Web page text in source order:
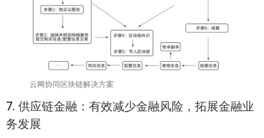
云网协同区块链解决方案
7. 供应链金融：有效减少金融风险，拓展金融业
务发展